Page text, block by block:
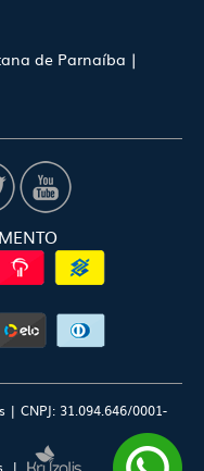
de Parnaíba |
CNPJ: 31.094.646/0001-
|